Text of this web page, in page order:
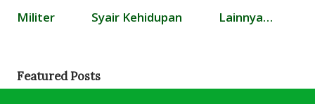
Militer Syair Kehidupan Lainnya…
Featured Posts